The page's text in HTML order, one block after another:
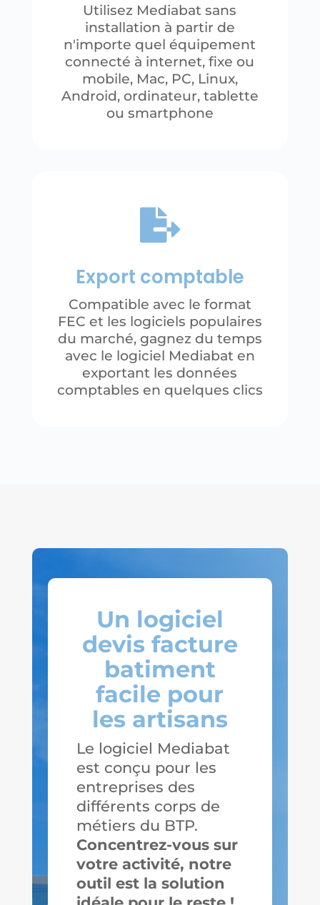
Utilisez Mediabat sans
installation à partir de
n'importe quel équipement
connecté à internet, fixe ou
mobile, Mac, PC, Linux,
Android, ordinateur, tablette
ou smartphone

Export comptable
Compatible avec le format
FEC et les logiciels populaires
du marché, gagnez du temps
avec le logiciel Mediabat en
exportant les données
comptables en quelques clics
Un logiciel
devis facture
batiment
facile pour
les artisans
Le logiciel Mediabat
est conçu pour les
entreprises des
différents corps de
métiers du BTP.
Concentrez-vous sur
votre activité, notre
outil est la solution